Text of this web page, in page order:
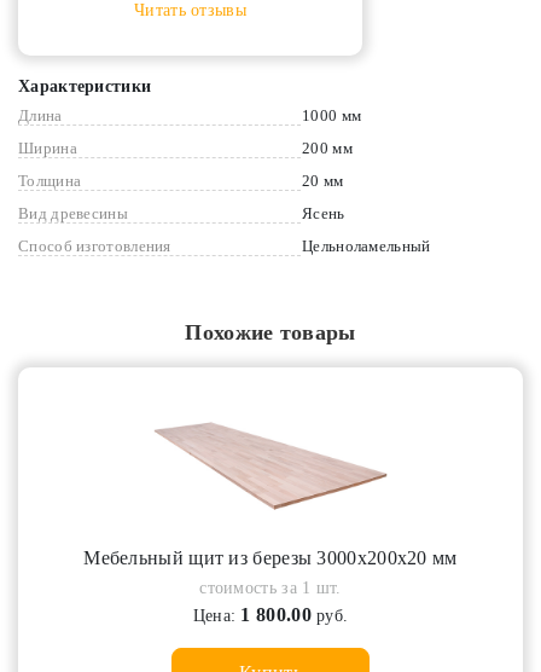
Читать отзывы
Характеристики
Длина
1000 мм
Ширина
200 мм
Толщина
20 мм
Вид древесины
Ясень
Способ изготовления
Цельноламельный
Похожие товары
Мебельный щит из березы 3000х200х20 мм
стоимость за 1 шт.
Цена: 1 800.00руб.